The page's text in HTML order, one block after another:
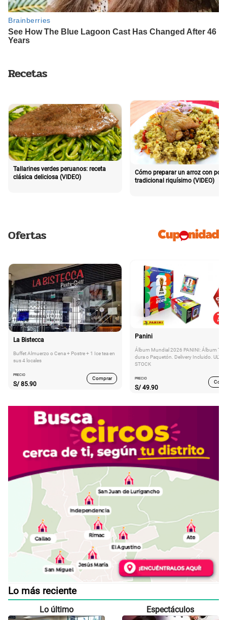
Recetas
Tallarines verdes peruanos: receta
clásica deliciosa (VIDEO)
Cómo preparar un arroz con pollo
tradicional riquísimo (VIDEO)
Ofertas
La Bistecca
Buffet Almuerzo o Cena + Postre + 1 Ice tea en
sus 4 locales
PRECIO
S/ 85.90
Comprar
Panini
Álbum Mundial 2026 PANINI: Álbum
dura o Paquetón. Delivery Incluido.
STOCK
PRECIO
S/ 49.90
Lo más reciente
Lo último Espectáculos